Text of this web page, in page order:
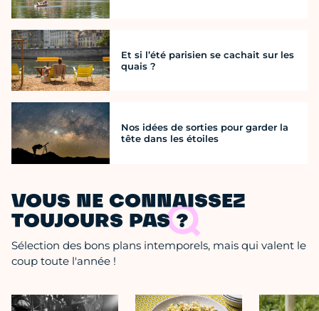
Et si l’été parisien se cachait sur les
quais ?
Nos idées de sorties pour garder la
tête dans les étoiles
VOUS NE CONNAISSEZ
TOUJOURS PAS ?
Sélection des bons plans intemporels, mais qui valent le
coup toute l'année !